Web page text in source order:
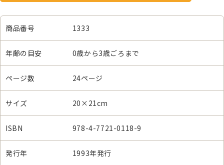
商品番号 1333
年齢の目安 0歳から3歳ごろまで
ページ数 24ページ
サイズ 20×21cm
ISBN 978-4-7721-0118-9
発行年 1993年発行